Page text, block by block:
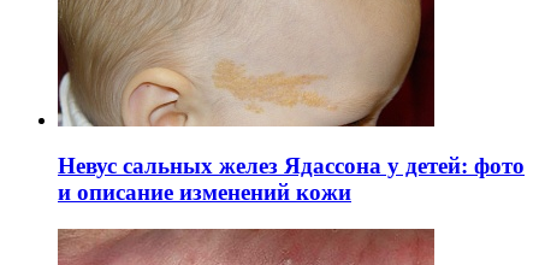
Невус сальных желез Ядассона у детей: фото
и описание изменений кожи